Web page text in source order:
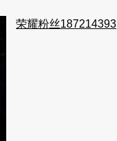
荣耀粉丝187214393